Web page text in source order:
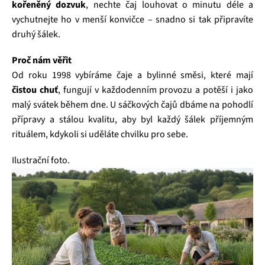
kořeněný dozvuk, nechte čaj louhovat o minutu déle a
vychutnejte ho v menší konvičce – snadno si tak připravíte
druhý šálek.
Proč nám věřit
Od roku 1998 vybíráme čaje a bylinné směsi, které mají
čistou chuť, fungují v každodenním provozu a potěší i jako
malý svátek během dne. U sáčkových čajů dbáme na pohodlí
přípravy a stálou kvalitu, aby byl každý šálek příjemným
rituálem, kdykoli si uděláte chvilku pro sebe.
Ilustrační foto.